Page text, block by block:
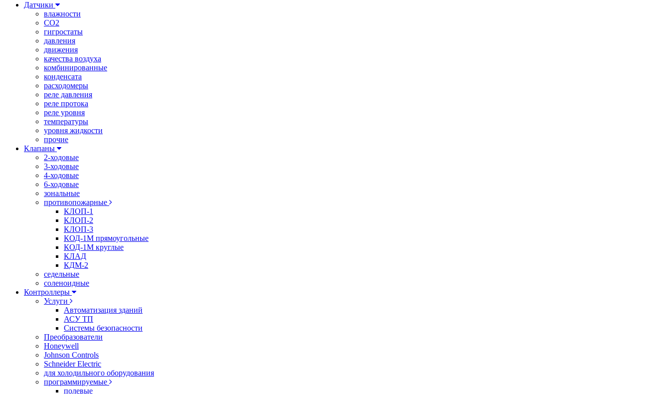
Датчики
влажности
CO2
гигростаты
давления
движения
качества воздуха
комбинированные
конденсата
расходомеры
реле давления
реле протока
реле уровня
температуры
уровня жидкости
прочие
Клапаны
2-ходовые
3-ходовые
4-ходовые
6-ходовые
зональные
противопожарные
КЛОП-1
КЛОП-2
КЛОП-3
КОД-1М прямоугольные
КОД-1М круглые
КЛАД
КДМ-2
седельные
соленоидные
Контроллеры
Услуги
Автоматизация зданий
АСУ ТП
Системы безопасности
Преобразователи
Honeywell
Johnson Controls
Schneider Electric
для холодильного оборудования
программируемые
полевые